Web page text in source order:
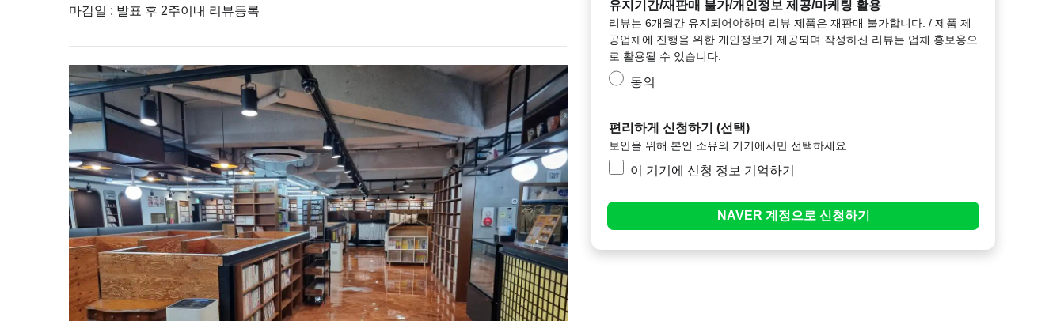
마감일 : 발표 후 2주이내 리뷰등록
유지기간/재판매 불가/개인정보 제공/마케팅 활용
리뷰는 6개월간 유지되어야하며 리뷰 제품은 재판매 불가합니다. / 제품 제
공업체에 진행을 위한 개인정보가 제공되며 작성하신 리뷰는 업체 홍보용으
로 활용될 수 있습니다.
동의
편리하게 신청하기 (선택)
보안을 위해 본인 소유의 기기에서만 선택하세요.
이 기기에 신청 정보 기억하기
NAVER 계정으로 신청하기